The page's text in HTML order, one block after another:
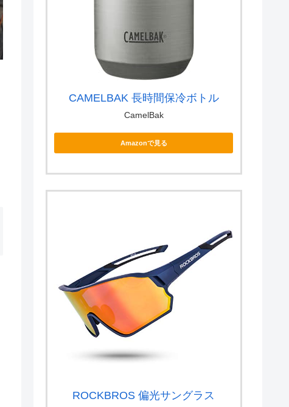
CAMELBAK 長時間保冷ボトル
CamelBak
Amazonで見る
ROCKBROS 偏光サングラス